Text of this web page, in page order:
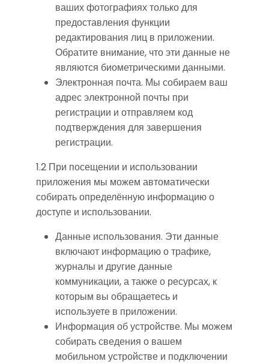
ваших фотографиях только для
предоставления функции
редактирования лиц в приложении.
Обратите внимание, что эти данные не
являются биометрическими данными.
Электронная почта. Мы собираем ваш
адрес электронной почты при
регистрации и отправляем код
подтверждения для завершения
регистрации.
1.2 При посещении и использовании
приложения мы можем автоматически
собирать определённую информацию о
доступе и использовании.
Данные использования. Эти данные
включают информацию о трафике,
журналы и другие данные
коммуникации, а также о ресурсах, к
которым вы обращаетесь и
используете в приложении.
Информация об устройстве. Мы можем
собирать сведения о вашем
мобильном устройстве и подключении